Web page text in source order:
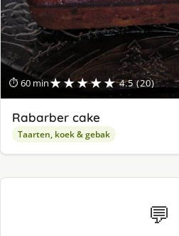
⏱ 60 min★★★★★ 4.5 (20)
Rabarber cake
Taarten, koek & gebak
💬